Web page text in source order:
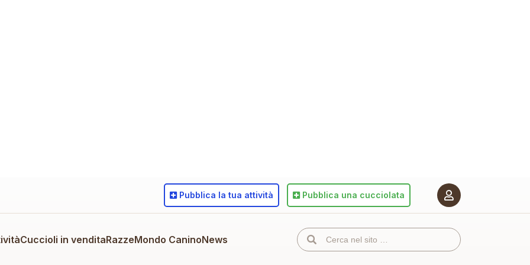
Cuccioli in venditaRazzeMondo CaninoNews
Pubblica la tua attività Pubblica una cucciolata